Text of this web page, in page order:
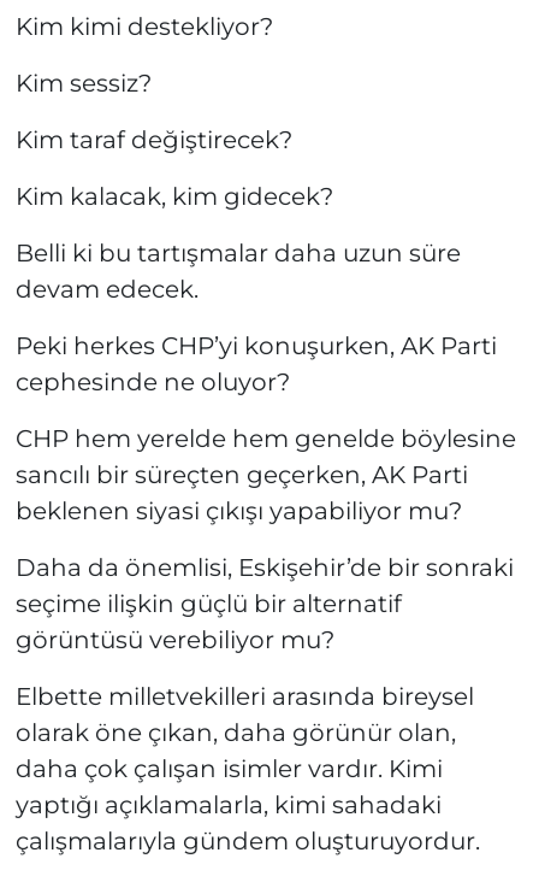
Kim kimi destekliyor?
Kim sessiz?
Kim taraf değiştirecek?
Kim kalacak, kim gidecek?
Belli ki bu tartışmalar daha uzun süre
devam edecek.
Peki herkes CHP’yi konuşurken, AK Parti
cephesinde ne oluyor?
CHP hem yerelde hem genelde böylesine
sancılı bir süreçten geçerken, AK Parti
beklenen siyasi çıkışı yapabiliyor mu?
Daha da önemlisi, Eskişehir’de bir sonraki
seçime ilişkin güçlü bir alternatif
görüntüsü verebiliyor mu?
Elbette milletvekilleri arasında bireysel
olarak öne çıkan, daha görünür olan,
daha çok çalışan isimler vardır. Kimi
yaptığı açıklamalarla, kimi sahadaki
çalışmalarıyla gündem oluşturuyordur.